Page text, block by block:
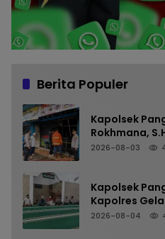
Berita Populer
Kapolsek
Rokhmana,
Anggota Cek
2026-08-03
Kapolsek
Kapolres
Masjid Jami
2026-08-04